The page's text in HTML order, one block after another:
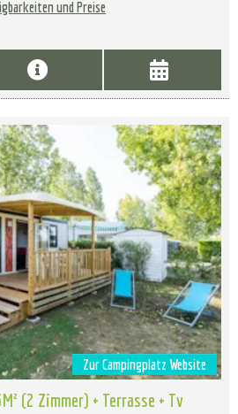
und Preise
Zur Campingplatz Website
(2 Zimmer) + Terrasse + Tv